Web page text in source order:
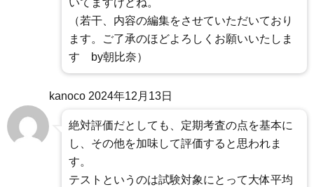
いてますけどね。
（若干、内容の編集をさせていただいており
ます。ご了承のほどよろしくお願いいたしま
す by朝比奈）
kanoco 2024年12月13日
絶対評価だとしても、定期考査の点を基本に
し、その他を加味して評価すると思われま
す。
テストというのは試験対象にとって大体平均